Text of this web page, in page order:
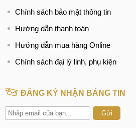
Chính sách bảo mật thông tin
Hướng dẫn thanh toán
Hướng dẫn mua hàng Online
Chính sách đại lý linh, phụ kiện
ĐĂNG KÝ NHẬN BẢNG TIN
Gửi